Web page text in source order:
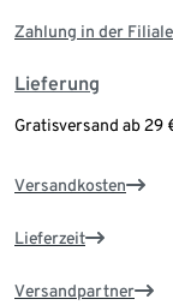
Zahlung in der Filiale
Lieferung
Gratisversand ab 29
Versandkosten
Lieferzeit
Versandpartner